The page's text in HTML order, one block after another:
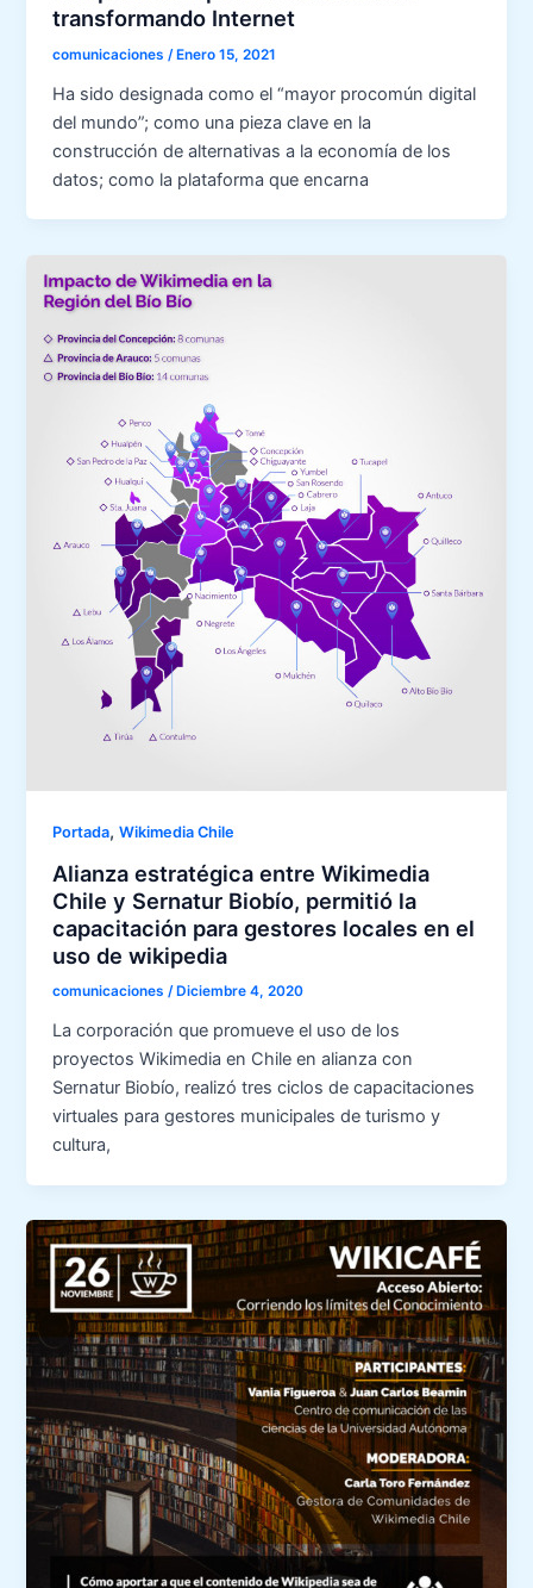
transformando Internet
comunicaciones /Enero 15, 2021
Ha sido designada como el “mayor procomún digital
del mundo”; como una pieza clave en la
construcción de alternativas a la economía de los
datos; como la plataforma que encarna
Portada,Wikimedia Chile
Alianza estratégica entre Wikimedia
Chile y Sernatur Biobío, permitió la
capacitación para gestores locales en el
uso de wikipedia
comunicaciones/ Diciembre 4, 2020
La corporación que promueve el uso de los
proyectos Wikimedia en Chile en alianza con
Sernatur Biobío, realizó tres ciclos de capacitaciones
virtuales para gestores municipales de turismo y
cultura,